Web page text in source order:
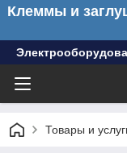
Клеммы и
Товары и